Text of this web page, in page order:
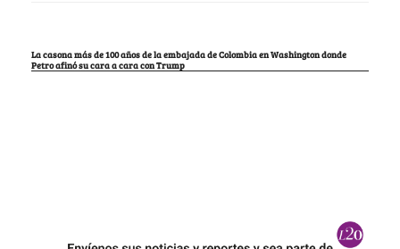
La casona más de 100 años de la embajada de Colombia en Washington donde
Petro afinó su cara a cara con Trump